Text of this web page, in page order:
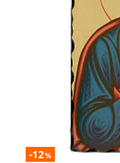
-12%